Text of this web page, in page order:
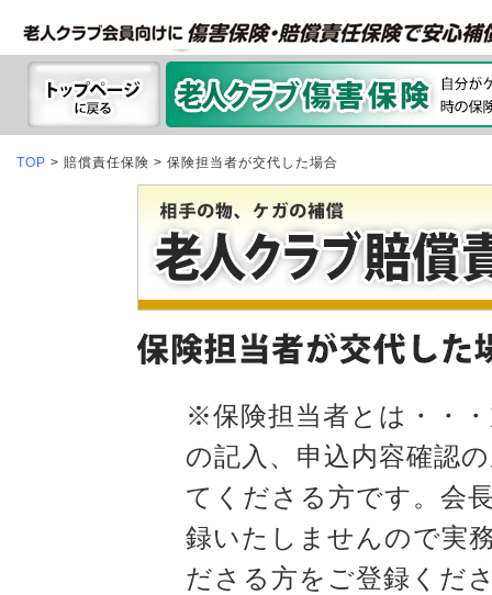
TOP > 賠償責任保険 > 保険担当者が交代した場合
※保険担当者とは・・
の記入、申込内容確認
てくださる方です。会
録いたしませんので実
ださる方をご登録くだ